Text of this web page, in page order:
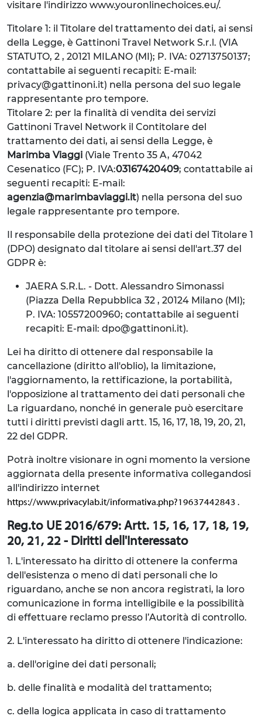
visitare l'indirizzo www.youronlinechoices.eu/.
Titolare 1: il Titolare del trattamento dei dati, ai sensi
della Legge, è Gattinoni Travel Network S.r.l. (VIA
STATUTO, 2 , 20121 MILANO (MI); P. IVA: 02713750137;
contattabile ai seguenti recapiti: E-mail:
privacy@gattinoni.it) nella persona del suo legale
rappresentante pro tempore.
Titolare 2: per la finalità di vendita dei servizi
Gattinoni Travel Network il Contitolare del
trattamento dei dati, ai sensi della Legge, è
Marimba Viaggi (Viale Trento 35 A, 47042
Cesenatico (FC); P. IVA:03167420409; contattabile ai
seguenti recapiti: E-mail:
agenzia@marimbaviaggi.it) nella persona del suo
legale rappresentante pro tempore.
Il responsabile della protezione dei dati del Titolare 1
(DPO) designato dal titolare ai sensi dell'art.37 del
GDPR è:
JAERA S.R.L. - Dott. Alessandro Simonassi
(Piazza Della Repubblica 32 , 20124 Milano (MI);
P. IVA: 10557200960; contattabile ai seguenti
recapiti: E-mail: dpo@gattinoni.it).
Lei ha diritto di ottenere dal responsabile la
cancellazione (diritto all'oblio), la limitazione,
l'aggiornamento, la rettificazione, la portabilità,
l'opposizione al trattamento dei dati personali che
La riguardano, nonché in generale può esercitare
tutti i diritti previsti dagli artt. 15, 16, 17, 18, 19, 20, 21,
22 del GDPR.
Potrà inoltre visionare in ogni momento la versione
aggiornata della presente informativa collegandosi
all'indirizzo internet
https://www.privacylab.it/informativa.php?19637442843 .
Reg.to UE 2016/679: Artt. 15, 16, 17, 18, 19,
20, 21, 22 - Diritti dell'Interessato
1. L'interessato ha diritto di ottenere la conferma
dell'esistenza o meno di dati personali che lo
riguardano, anche se non ancora registrati, la loro
comunicazione in forma intelligibile e la possibilità
di effettuare reclamo presso l’Autorità di controllo.
2. L'interessato ha diritto di ottenere l'indicazione:
a. dell'origine dei dati personali;
b. delle finalità e modalità del trattamento;
c. della logica applicata in caso di trattamento